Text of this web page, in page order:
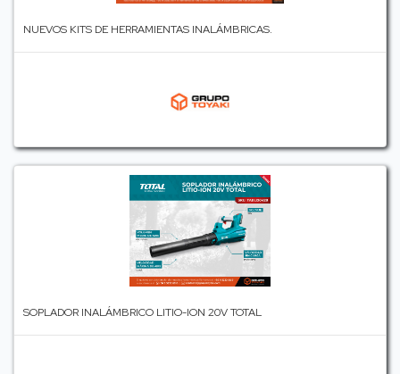
NUEVOS KITS DE HERRAMIENTAS INALÁMBRICAS.
SOPLADOR INALÁMBRICO LITIO-ION 20V TOTAL